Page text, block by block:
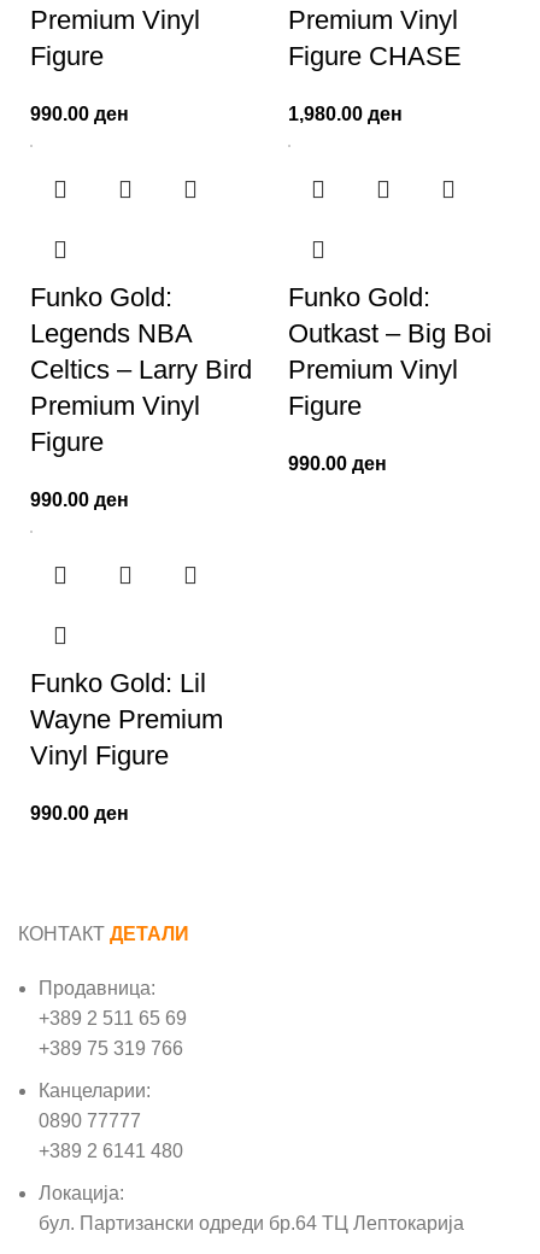
Premium Vinyl
Figure
990.00 ден
Premium Vinyl
Figure CHASE
1,980.00 ден
Funko Gold:
Legends NBA
Celtics – Larry Bird
Premium Vinyl
Figure
990.00 ден
Funko Gold:
Outkast – Big Boi
Premium Vinyl
Figure
990.00 ден
Funko Gold: Lil
Wayne Premium
Vinyl Figure
990.00 ден
КОНТАКТ ДЕТАЛИ
Продавница:
+389 2 511 65 69
+389 75 319 766
Канцеларии:
0890 77777
+389 2 6141 480
Локација:
бул. Партизански одреди бр.64 ТЦ Лептокарија